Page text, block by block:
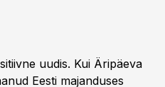
uudis. Kui Äripäeva
Eesti majanduses